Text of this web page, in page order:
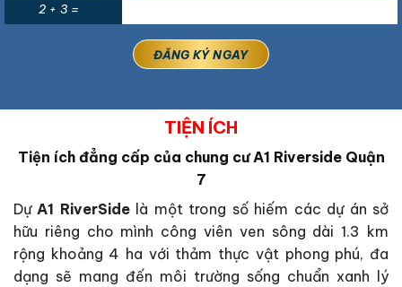
2 + 3 =
TIỆN ÍCH
Tiện ích đẳng cấp của chung cư A1 Riverside Quận
7
DựA1 RiverSidelà một trong số hiếm các dự án sở
hữu riêng cho mình công viên ven sông dài 1.3 km
rộng khoảng 4 ha với thảm thực vật phong phú, đa
dạng sẽ mang đến môi trường sống chuẩn xanh lý